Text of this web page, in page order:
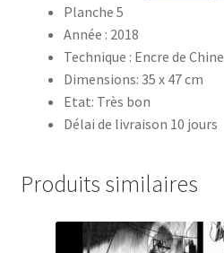
Planche 5
Année : 2018
Technique : Encre de Chine
Dimensions: 35 x 47 cm
Etat: Très bon
Délai de livraison 10 jours
Produits similaires